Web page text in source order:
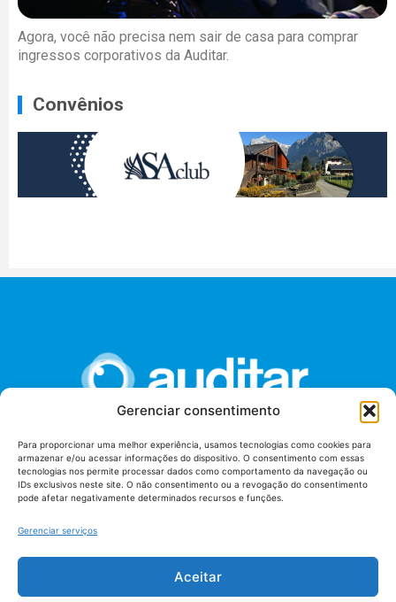
Gerenciar consentimento
Para proporcionar uma melhor experiência, usamos tecnologias como cookies para
armazenar e/ou acessar informações do dispositivo. O consentimento com essas
tecnologias nos permite processar dados como comportamento da navegação ou
IDs exclusivos neste site. O não consentimento ou a revogação do consentimento
pode afetar negativamente determinados recursos e funções.
Gerenciar serviços
Aceitar
Agora, você não precisa nem sair de casa para comprar
ingressos corporativos da Auditar.
Convênios
União dos Auditores Federais de Controle Externo -
AUDITAR
Setor de Administração Federal Sul (SAF/Sul), Qd. 04, Lt. 01
Tribunal de Contas da União (TCU), Subsolo, Sala S04
Telefone: (61)3527-7292
Termos de uso